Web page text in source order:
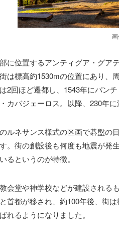
に位置するアンティグア・グア
は標高約1530mの位置にあり、
2回ほど遷都し、1543年にパン
カバジェーロス。以降、230年
ルネサンス様式の区画で碁盤の
。街の創設後も何度も地震が発
るというのが特徴。
会堂や神学校などが建設される
首都が移され、約100年後、街
れるようになりました。